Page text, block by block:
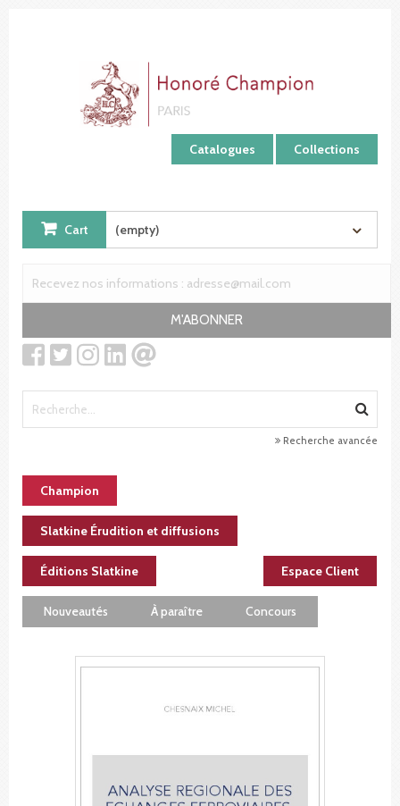
Catalogues Collections
Cart (empty)
M'ABONNER
Recherche avancée
Champion
Slatkine Érudition et diffusions
Éditions Slatkine Espace Client
Nouveautés À paraître Concours